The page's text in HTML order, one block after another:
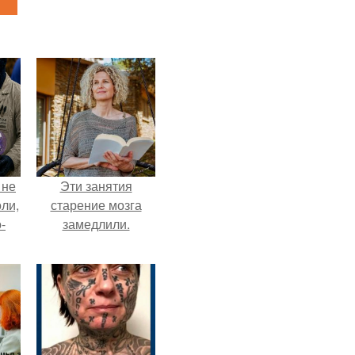
Эти занятия
старение мозга
замедлили.